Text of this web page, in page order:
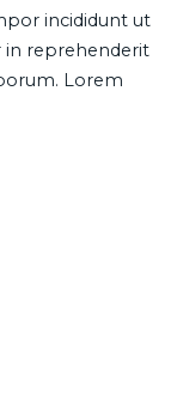
incididunt ut
in reprehenderit
Lorem